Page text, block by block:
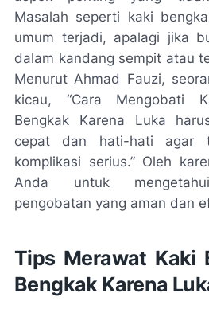
Masalah seperti kaki
umum terjadi, apalagi jika
dalam kandang sempit atau
Menurut Ahmad Fauzi,
kicau, “Cara Mengobati
Bengkak Karena Luka
cepat dan hati-hati agar
komplikasi serius.” Oleh
Anda untuk
pengobatan yang aman dan
Tips Merawat Kaki
Bengkak Karena